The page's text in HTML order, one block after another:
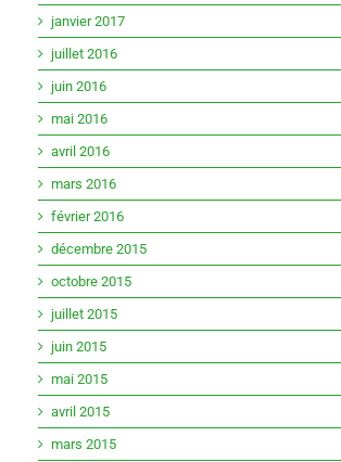
janvier 2017
juillet 2016
juin 2016
mai 2016
avril 2016
mars 2016
février 2016
décembre 2015
octobre 2015
juillet 2015
juin 2015
mai 2015
avril 2015
mars 2015